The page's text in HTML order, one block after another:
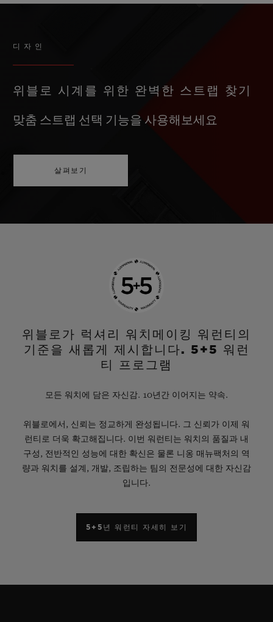
디자인
위블로 시계를 위한 완벽한 스트랩 찾기
맞춤 스트랩 선택 기능을 사용해보세요
살펴보기
위블로가 럭셔리 워치메이킹 워런티의
기준을 새롭게 제시합니다. 5+5 워런
티 프로그램
모든 워치에 담은 자신감. 10년간 이어지는 약속.
위블로에서, 신뢰는 정교하게 완성됩니다. 그 신뢰가 이제 워
런티로 더욱 확고해집니다. 이번 워런티는 워치의 품질과 내
구성, 전반적인 성능에 대한 확신은 물론 니옹 매뉴팩처의 역
량과 워치를 설계, 개발, 조립하는 팀의 전문성에 대한 자신감
입니다.
5+5년 워런티 자세히 보기